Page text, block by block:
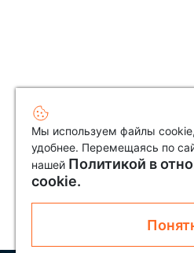
Мы используем файлы
удобнее. Перемещаясь по
нашей Политикой в
cookie.